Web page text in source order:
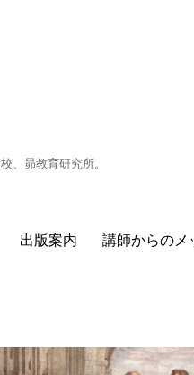
、昴教育研究所。
出版案内 講師からのメ